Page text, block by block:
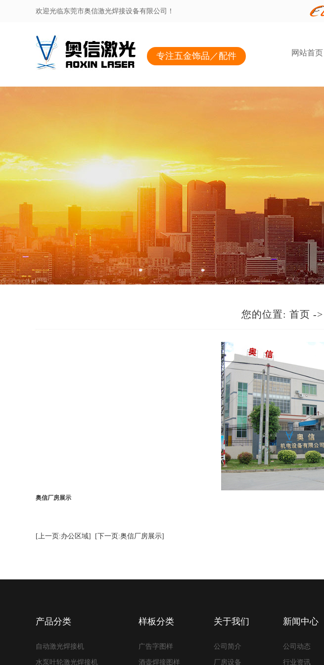
欢迎光临东莞市奥信激光焊接设备有限公司！
专注五金饰品／配件 网站首页
您的位置: 首页 ->
奥信厂房展示
[上一页:办公区域]
[下一页:奥信厂房展示]
产品分类
自动激光焊接机
水泵叶轮激光焊接机
样板分类
广告字图样
酒壶焊接图样
关于我们
公司简介
厂房设备
新闻中心
公司动态
行业资讯